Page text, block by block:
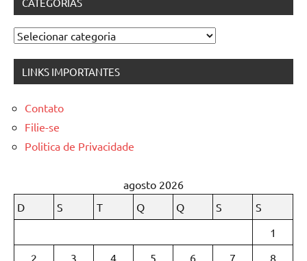
Categorias
LINKS IMPORTANTES
Contato
Filie-se
Politica de Privacidade
agosto 2026
D
S T Q Q S
S
1
2
3 4 5 6 7 8